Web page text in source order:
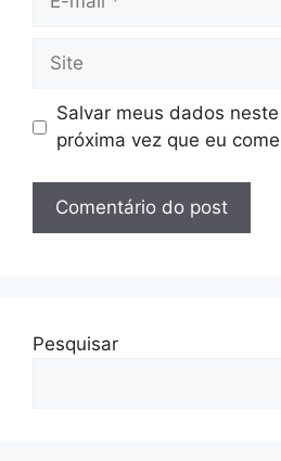
Site
Salvar meus dados
próxima vez que eu
Pesquisar